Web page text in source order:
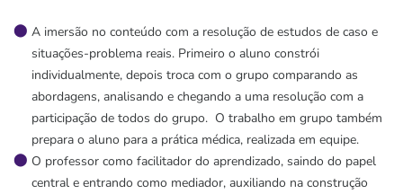
A imersão no conteúdo com a resolução de estudos de caso e
situações-problema reais. Primeiro o aluno constrói
individualmente, depois troca com o grupo comparando as
abordagens, analisando e chegando a uma resolução com a
participação de todos do grupo. O trabalho em grupo também
prepara o aluno para a prática médica, realizada em equipe.
O professor como facilitador do aprendizado, saindo do papel
central e entrando como mediador, auxiliando na construção